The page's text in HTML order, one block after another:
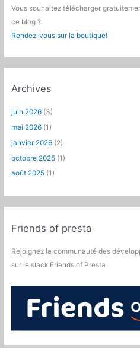
Vous souhaitez télécharger
ce blog ?
Rendez-vous sur la boutique!
Archives
juin 2026 (3)
mai 2026 (1)
janvier 2026 (2)
octobre 2025 (1)
août 2025 (1)
Friends of presta
Rejoignez la communauté des
sur le slack Friends of Presta